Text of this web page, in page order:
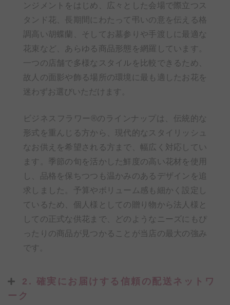
ンジメントをはじめ、広々とした会場で際立つス
タンド花、長期間にわたって弔いの意を伝える格
調高い胡蝶蘭、そしてお墓参りや手渡しに最適な
花束など、あらゆる商品形態を網羅しています。
一つの店舗で多様なスタイルを比較できるため、
故人の面影や飾る場所の環境に最も適したお花を
迷わずお選びいただけます。
ビジネスフラワー®のラインナップは、伝統的な
形式を重んじる方から、現代的なスタイリッシュ
なお供えを希望される方まで、幅広く対応してい
ます。季節の旬を活かした鮮度の高い花材を使用
し、品格を保ちつつも温かみのあるデザインを追
求しました。予算やボリューム感も細かく設定し
ているため、個人様としての贈り物から法人様と
しての正式な供花まで、どのようなニーズにもぴ
ったりの商品が見つかることが当店の最大の強み
です。
2. 確実にお届けする信頼の配送ネットワ
ーク